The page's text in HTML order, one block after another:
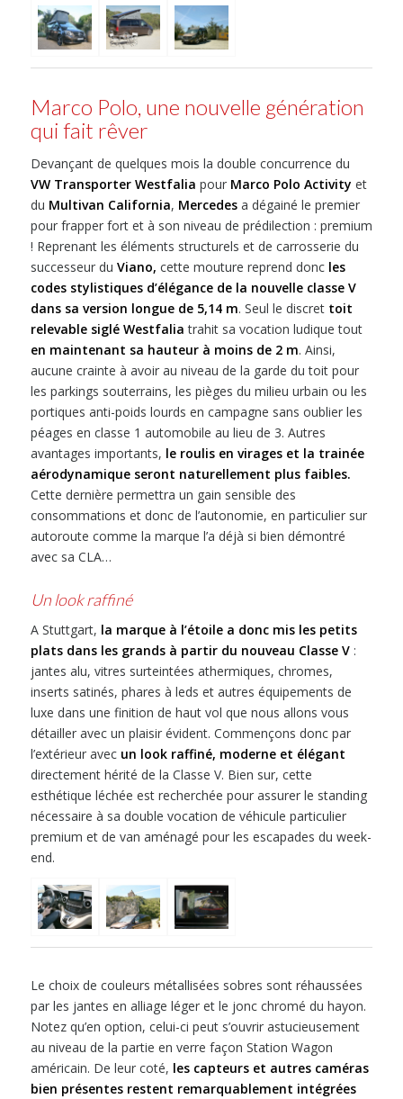
Marco Polo, une nouvelle génération
qui fait rêver
Devançant de quelques mois la double concurrence du
VW Transporter Westfalia pour Marco Polo Activity et
du Multivan California, Mercedesa dégainé le premier
pour frapper fort et à son niveau de prédilection : premium
! Reprenant les éléments structurels et de carrosserie du
successeur du Viano, cette mouture reprend donc les
codes stylistiques d’élégance de la nouvelle classe V
dans sa version longue de 5,14 m. Seul le discret toit
relevable siglé Westfalia trahit sa vocation ludique tout
en maintenant sa hauteur à moins de 2 m. Ainsi,
aucune crainte à avoir au niveau de la garde du toit pour
les parkings souterrains, les pièges du milieu urbain ou les
portiques anti-poids lourds en campagne sans oublier les
péages en classe 1 automobile au lieu de 3. Autres
avantages importants, le roulis en virages et la trainée
aérodynamique seront naturellement plus faibles.
Cette dernière permettra un gain sensible des
consommations et donc de l’autonomie, en particulier sur
autoroute comme la marque l’a déjà si bien démontré
avec sa CLA…
Un look raffiné
A Stuttgart, la marque à l’étoile a donc mis les petits
plats dans les grands à partir du nouveau Classe V:
jantes alu, vitres surteintées athermiques, chromes,
inserts satinés, phares à leds et autres équipements de
luxe dans une finition de haut vol que nous allons vous
détailler avec un plaisir évident. Commençons donc par
l’extérieur avec un look raffiné, moderne et élégant
directement hérité de la Classe V. Bien sur, cette
esthétique léchée est recherchée pour assurer le standing
nécessaire à sa double vocation de véhicule particulier
premium et de van aménagé pour les escapades du week-
end.
Le choix de couleurs métallisées sobres sont réhaussées
par les jantes en alliage léger et le jonc chromé du hayon.
Notez qu’en option, celui-ci peut s’ouvrir astucieusement
au niveau de la partie en verre façon Station Wagon
américain. De leur coté, les capteurs et autres caméras
bien présentes restent remarquablement intégrées